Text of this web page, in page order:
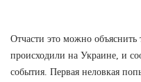
Отчасти это можно
происходили на Украине, и
события. Первая неловкая